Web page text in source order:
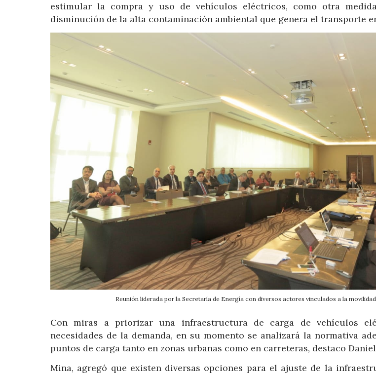
estimular la compra y uso de vehículos eléctricos, como otra
disminución de la alta contaminación ambiental que genera el transporte
Reunión liderada por la Secretaría de Energía con diversos actores vinculados a la
Con miras a priorizar una infraestructura de carga de vehículos
necesidades de la demanda, en su momento se analizará la normativa
puntos de carga tanto en zonas urbanas como en carreteras, destaco
Mina, agregó que existen diversas opciones para el ajuste de la